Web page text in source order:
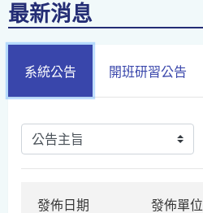
最新消息
系統公告 開班研習公告
發佈日期 發佈單位